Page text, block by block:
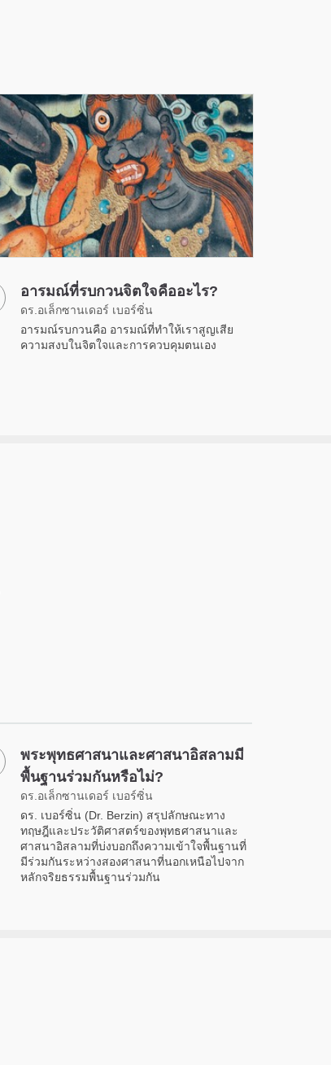
อารมณ์ที่รบกวนจิตใจคืออะไร?
ดร.อเล็กซานเดอร์ เบอร์ซิ่น
อารมณ์รบกวนคือ อารมณ์ที่ทำให้เราสูญเสีย
ความสงบในจิตใจและการควบคุมตนเอง
พระพุทธศาสนาและศาสนาอิสลามมี
พื้นฐานร่วมกันหรือไม่?
ดร.อเล็กซานเดอร์ เบอร์ซิ่น
ดร. เบอร์ซิ่น (Dr. Berzin) สรุปลักษณะทาง
ทฤษฎีและประวัติศาสตร์ของพุทธศาสนาและ
ศาสนาอิสลามที่บ่งบอกถึงความเข้าใจพื้นฐานที่
มีร่วมกันระหว่างสองศาสนาที่นอกเหนือไปจาก
หลักจริยธรรมพื้นฐานร่วมกัน